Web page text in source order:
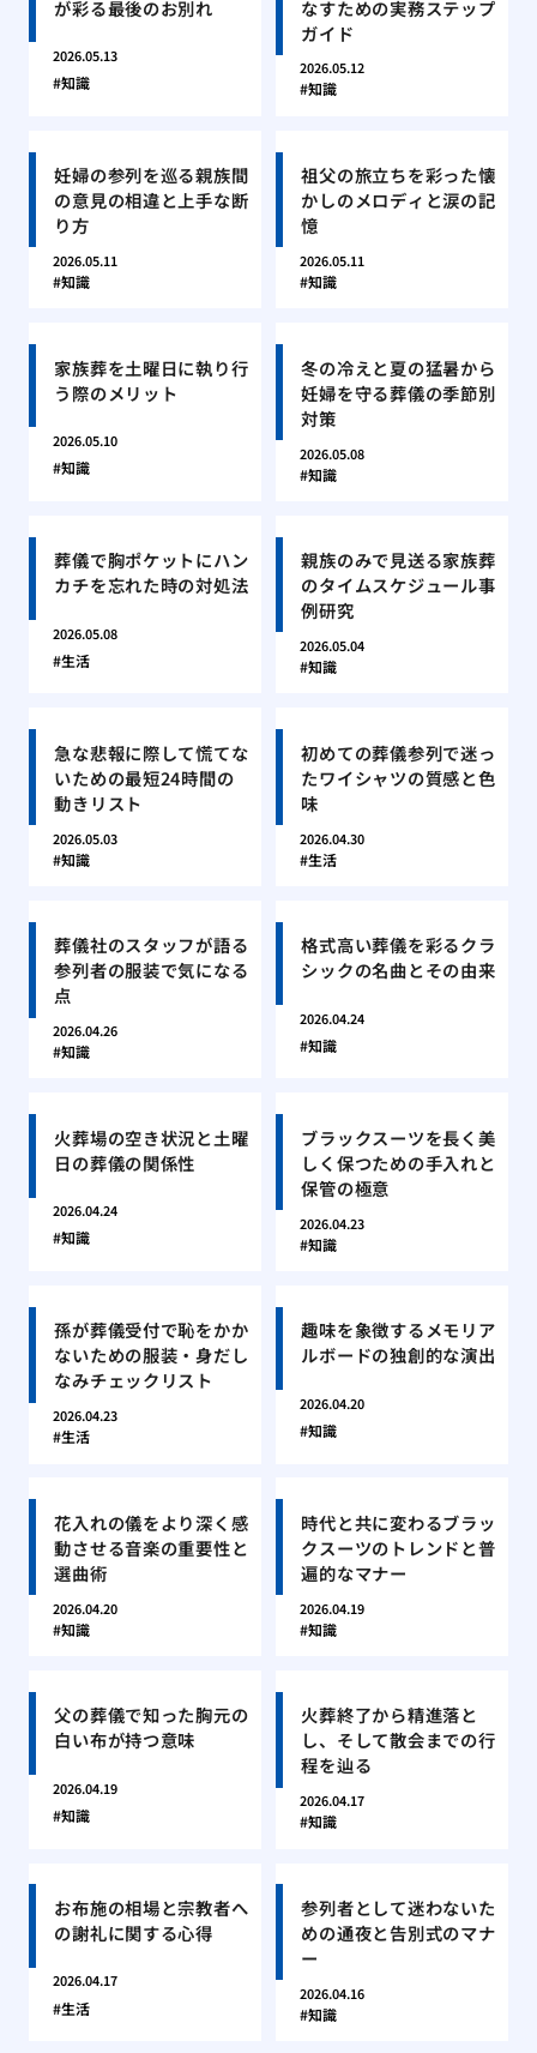
が彩る最後のお別れ
2026.05.13
知識
なすための実務ステップ
ガイド
2026.05.12
知識
妊婦の参列を巡る親族間
の意見の相違と上手な断
り方
2026.05.11
知識
祖父の旅立ちを彩った懐
かしのメロディと涙の記
憶
2026.05.11
知識
家族葬を土曜日に執り行
う際のメリット
2026.05.10
知識
冬の冷えと夏の猛暑から
妊婦を守る葬儀の季節別
対策
2026.05.08
知識
葬儀で胸ポケットにハン
カチを忘れた時の対処法
2026.05.08
生活
親族のみで見送る家族葬
のタイムスケジュール事
例研究
2026.05.04
知識
急な悲報に際して慌てな
いための最短24時間の
動きリスト
2026.05.03
知識
初めての葬儀参列で迷っ
たワイシャツの質感と色
味
2026.04.30
生活
葬儀社のスタッフが語る
参列者の服装で気になる
点
2026.04.26
知識
格式高い葬儀を彩るクラ
シックの名曲とその由来
2026.04.24
知識
火葬場の空き状況と土曜
日の葬儀の関係性
2026.04.24
知識
ブラックスーツを長く美
しく保つための手入れと
保管の極意
2026.04.23
知識
孫が葬儀受付で恥をかか
ないための服装・身だし
なみチェックリスト
2026.04.23
生活
趣味を象徴するメモリア
ルボードの独創的な演出
2026.04.20
知識
花入れの儀をより深く感
動させる音楽の重要性と
選曲術
2026.04.20
知識
時代と共に変わるブラッ
クスーツのトレンドと普
遍的なマナー
2026.04.19
知識
父の葬儀で知った胸元の
白い布が持つ意味
2026.04.19
知識
火葬終了から精進落と
し、そして散会までの行
程を辿る
2026.04.17
知識
お布施の相場と宗教者へ
の謝礼に関する心得
2026.04.17
生活
参列者として迷わないた
めの通夜と告別式のマナ
ー
2026.04.16
知識